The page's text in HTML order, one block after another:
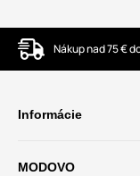
Nákup nad 75 €
Informácie
MODOVO